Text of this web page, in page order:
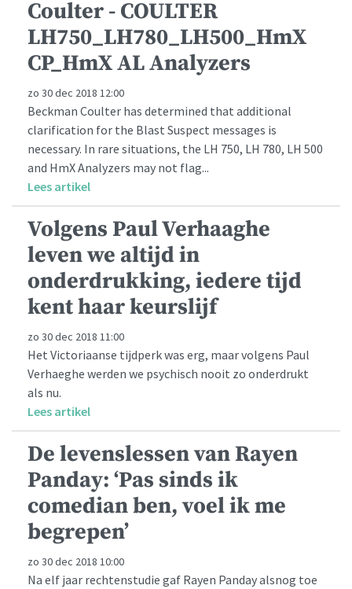
Coulter - COULTER
LH750_LH780_LH500_HmX
CP_HmX AL Analyzers
zo 30 dec 2018 12:00
Beckman Coulter has determined that additional
clarification for the Blast Suspect messages is
necessary. In rare situations, the LH 750, LH 780, LH 500
and HmX Analyzers may not flag...
Lees artikel
Volgens Paul Verhaaghe
leven we altijd in
onderdrukking, iedere tijd
kent haar keurslijf
zo 30 dec 2018 11:00
Het Victoriaanse tijdperk was erg, maar volgens Paul
Verhaeghe werden we psychisch nooit zo onderdrukt
als nu.
Lees artikel
De levenslessen van Rayen
Panday: ‘Pas sinds ik
comedian ben, voel ik me
begrepen’
zo 30 dec 2018 10:00
Na elf jaar rechtenstudie gaf Rayen Panday alsnog toe